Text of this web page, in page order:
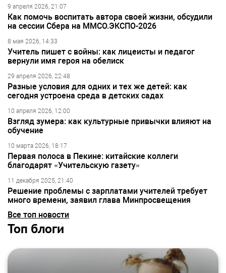
9 апреля 2026, 21:07
Как помочь воспитать автора своей жизни, обсудили
на сессии Сбера на ММСО.ЭКСПО-2026
8 мая 2026, 14:33
Учитель пишет с войны: как лицеисты и педагог
вернули имя героя на обелиск
29 апреля 2026, 22:48
Разные условия для одних и тех же детей: как
сегодня устроена среда в детских садах
10 апреля 2026, 12:00
Взгляд зумера: как культурные привычки влияют на
обучение
10 марта 2026, 18:17
Первая полоса в Пекине: китайские коллеги
благодарят «Учительскую газету»
11 декабря 2025, 21:40
Решение проблемы с зарплатами учителей требует
много времени, заявил глава Минпросвещения
Все топ новости
Топ блоги